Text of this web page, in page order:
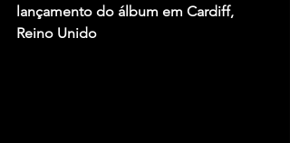
lançamento do álbum em Cardiff,
Reino Unido